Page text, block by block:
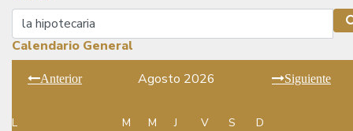
Buscar
Calendario General
Anterior Agosto 2026 Siguiente
L M M J V S
D